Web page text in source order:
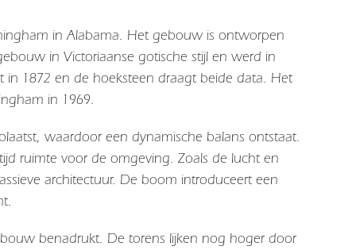
in Alabama. Het gebouw is ontworpen
in Victoriaanse gotische stijl en werd in
1872 en de hoeksteen draagt ​​beide data. Het
in 1969.
waardoor een dynamische balans ontstaat.
ruimte voor de omgeving. Zoals de lucht en
architectuur. De boom introduceert een
benadrukt. De torens lijken nog hoger door